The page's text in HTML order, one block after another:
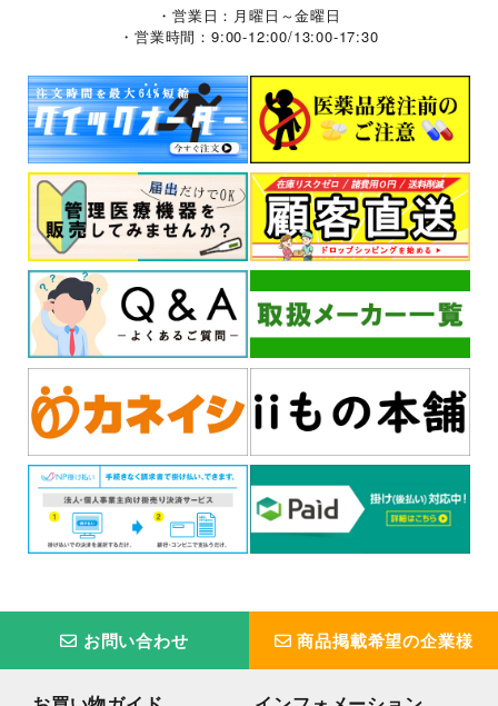
・営業日：月曜日～金曜日
・営業時間：9:00-12:00/13:00-17:30
お問い合わせ 商品掲載希望の企業様